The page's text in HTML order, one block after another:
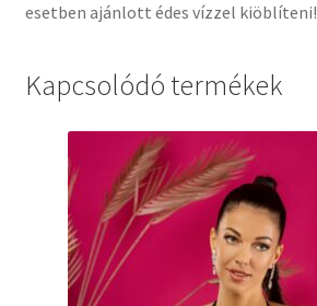
esetben ajánlott édes vízzel kiöblíteni!
Kapcsolódó termékek